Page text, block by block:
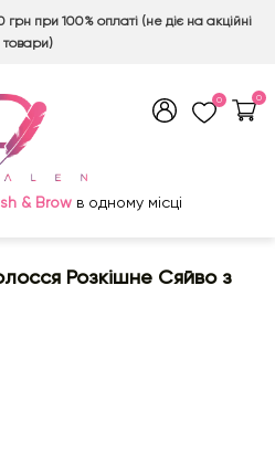
при 100% оплаті (не діє на акційні
товари)
0 0
& Brow в одному місці
Розкішне Сяйво з